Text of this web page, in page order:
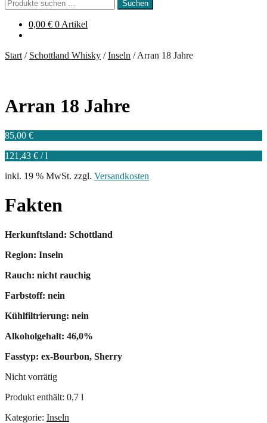
nach:
Suchen
0,00 € 0 Artikel
Start / Schottland Whisky /Inseln /Arran 18 Jahre
Arran 18 Jahre
85,00 €
121,43 € /l
inkl. 19 % MwSt. zzgl. Versandkosten
Fakten
Herkunftsland: Schottland
Region: Inseln
Rauch: nicht rauchig
Farbstoff: nein
Kühlfiltrierung: nein
Alkoholgehalt: 46,0%
Fasstyp: ex-Bourbon, Sherry
Nicht vorrätig
Produkt enthält: 0,7 l
Kategorie: Inseln